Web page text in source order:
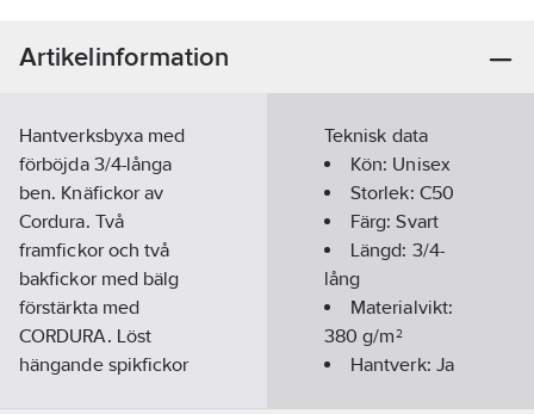
Artikelinformation
Hantverksbyxa med
förböjda 3/4-långa
ben. Knäfickor av
Cordura. Två
framfickor och två
bakfickor med bälg
förstärkta med
CORDURA. Löst
hängande spikfickor
Teknisk data
Kön: Unisex
Storlek: C50
Färg:Svart
Längd: 3/4-
lång
Materialvikt:
380 g/m²
Hantverk: Ja